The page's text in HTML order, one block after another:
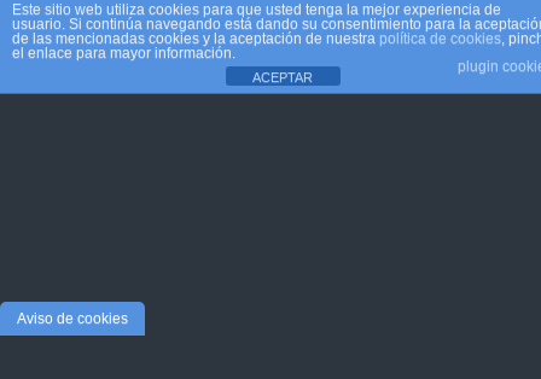
Este sitio web utiliza cookies para que usted tenga la mejor experiencia de
usuario. Si continúa navegando está dando su consentimiento para la
de las mencionadas cookies y la aceptación de nuestra política de cookies,
el enlace para mayor información.
plugin
ACEPTAR
Aviso de cookies